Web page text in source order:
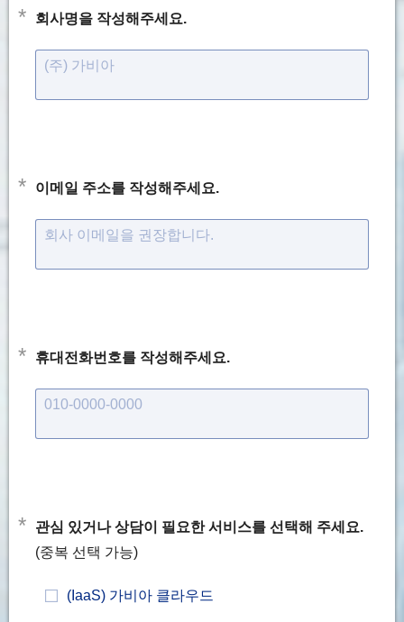
* 회사명을 작성해주세요.
(주) 가비아
* 이메일 주소를 작성해주세요.
회사 이메일을 권장합니다.
* 휴대전화번호를 작성해주세요.
010-0000-0000
*
관심 있거나 상담이 필요한 서비스를 선택해 주세요.
(중복 선택 가능)
(IaaS) 가비아 클라우드